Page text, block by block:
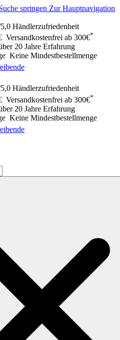
springen Zur Hauptnavigation
Händlerzufriedenheit
Versandkostenfrei ab 300€*
20 Jahre Erfahrung
Keine Mindestbestellmenge
Händlerzufriedenheit
Versandkostenfrei ab 300€*
20 Jahre Erfahrung
Keine Mindestbestellmenge